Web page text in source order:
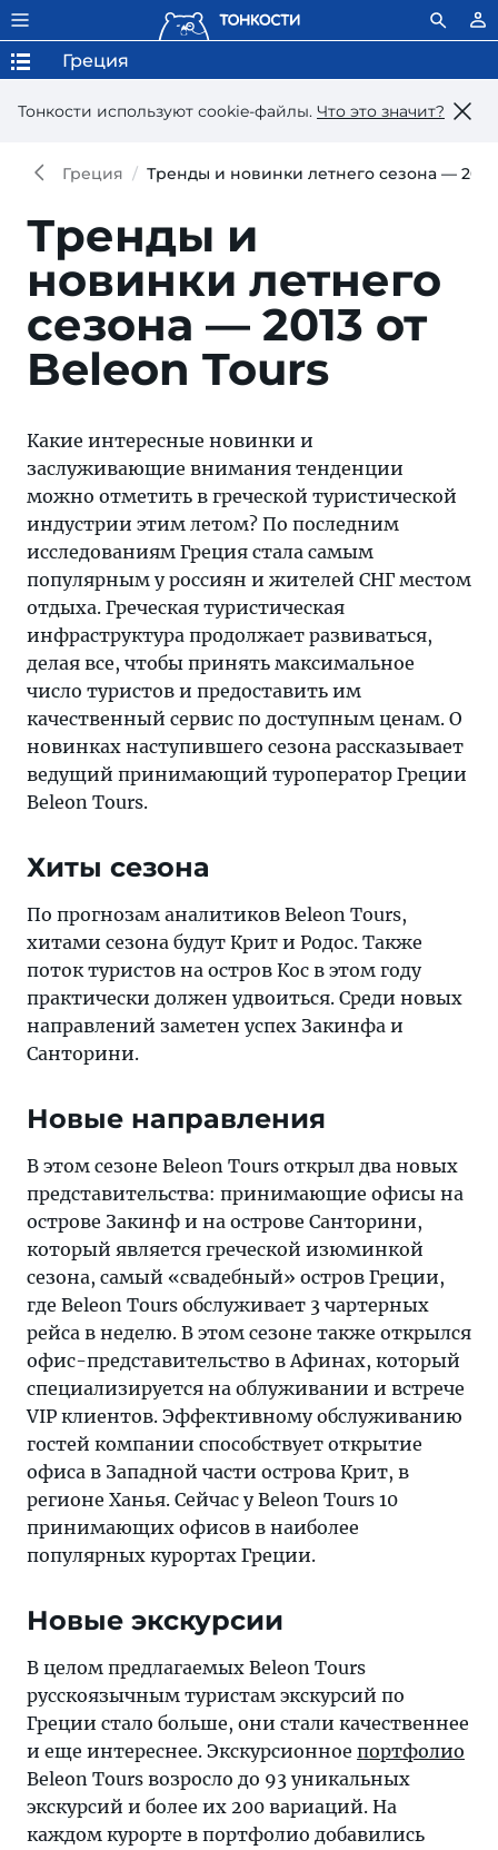
Тонкости используют сookie-файлы. Что это значит?
Греция
Греция Тренды и новинки летнего сезона — 2013
Тренды и
новинки летнего
сезона — 2013 от
Beleon Tours
Какие интересные новинки и
заслуживающие внимания тенденции
можно отметить в греческой туристической
индустрии этим летом? По последним
исследованиям Греция стала самым
популярным у россиян и жителей СНГ местом
отдыха. Греческая туристическая
инфраструктура продолжает развиваться,
делая все, чтобы принять максимальное
число туристов и предоставить им
качественный сервис по доступным ценам. О
новинках наступившего сезона рассказывает
ведущий принимающий туроператор Греции
Beleon Tours.
Хиты сезона
По прогнозам аналитиков Beleon Tours,
хитами сезона будут Крит и Родос. Также
поток туристов на остров Кос в этом году
практически должен удвоиться. Среди новых
направлений заметен успех Закинфа и
Санторини.
Новые направления
В этом сезоне Beleon Tours открыл два новых
представительства: принимающие офисы на
острове Закинф и на острове Санторини,
который является греческой изюминкой
сезона, самый «свадебный» остров Греции,
где Beleon Tours обслуживает 3 чартерных
рейса в неделю. В этом сезоне также открылся
офис-представительство в Афинах, который
специализируется на облуживании и встрече
VIP клиентов. Эффективному обслуживанию
гостей компании способствует открытие
офиса в Западной части острова Крит, в
регионе Ханья. Сейчас у Beleon Tours 10
принимающих офисов в наиболее
популярных курортах Греции.
Новые экскурсии
В целом предлагаемых Beleon Tours
русскоязычным туристам экскурсий по
Греции стало больше, они стали качественнее
и еще интереснее. Экскурсионное портфолио
Beleon Tours возросло до 93 уникальных
экскурсий и более их 200 вариаций. На
каждом курорте в портфолио добавились